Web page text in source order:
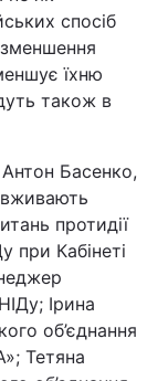
спосіб
їхню
також в
Басенко,
вживають
протидії
при Кабінеті
Ірина
об’єднання
Тетяна